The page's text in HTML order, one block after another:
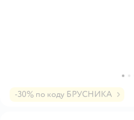
-30% по коду БРУСНИКА